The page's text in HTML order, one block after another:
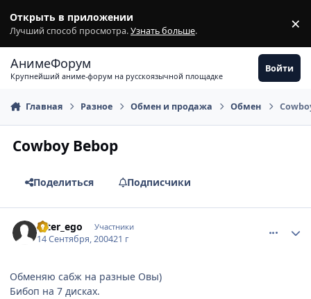
Открыть в приложении
Лучший способ просмотра.Узнать больше. ×
АнимеФорум
Крупнейший аниме-форум на русскоязычной площадке
Войти
Главная Разное Обмен и продажа Обмен
Cowboy Bebop
Поделиться Подписчики
Alter_ego Участники
14 Сентября, 200421 г
Обменяю сабж на разные Овы)
Бибоп на 7 дисках.